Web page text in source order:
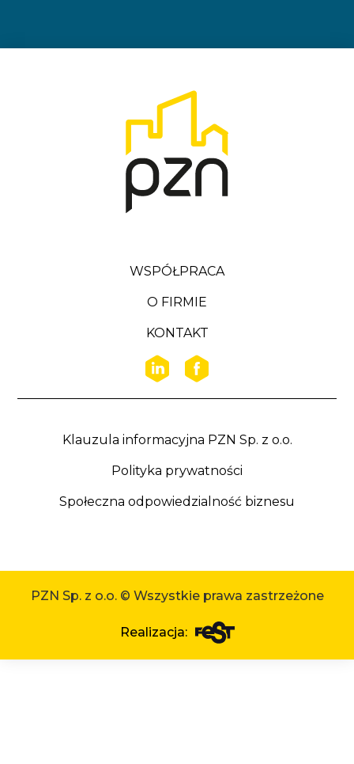
WSPÓŁPRACA
O FIRMIE
KONTAKT
Klauzula informacyjna PZN Sp. z o.o.
Polityka prywatności
Społeczna odpowiedzialność biznesu
PZN Sp. z o.o. © Wszystkie prawa zastrzeżone
Realizacja: